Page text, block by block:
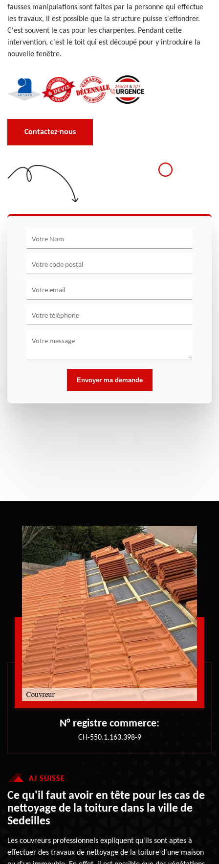
fausses manipulations sont faites par la personne qui effectue
les travaux, il est possible que la structure puisse s'effondrer.
C'est souvent le cas pour les charpentes. Pendant cette
intervention, c'est le toit qui est découpé pour y introduire la
nouvelle fenêtre.
Contactez-nous
N° registre commerce:
CH-550.1.163.398-9
AJ SUISSE
Ce qu'il faut avoir en tête pour les cas de
nettoyage de la toiture dans la ville de
Sedeilles
Les couvreurs professionnels expliquent qu'ils sont aptes à
effectuer des travaux de nettoyage de la toiture d'une maison